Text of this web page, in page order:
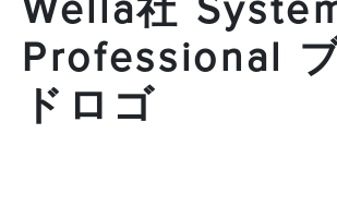
Professional
ドロゴ